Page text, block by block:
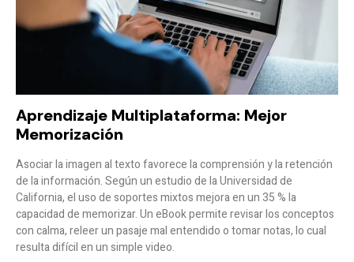
Aprendizaje Multiplataforma: Mejor
Memorización
Asociar la imagen al texto favorece la comprensión y la retención
de la información. Según un estudio de la Universidad de
California, el uso de soportes mixtos mejora en un 35 % la
capacidad de memorizar. Un eBook permite revisar los conceptos
con calma, releer un pasaje mal entendido o tomar notas, lo cual
resulta difícil en un simple video.